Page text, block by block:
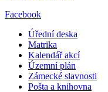
Facebook
Úřední deska
Matrika
Kalendář akcí
Územní plán
Zámecké slavnosti
Pošta a knihovna